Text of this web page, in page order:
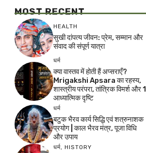
MOST RECENT
HEALTH
सुखी दांपत्य जीवन: प्रेम, सम्मान और
संवाद की संपूर्ण यात्रा
धर्म
क्या वास्तव में होती हैं अप्सराएँ?
Mrigakshi Apsara का रहस्य,
शास्त्रीय परंपरा, तांत्रिक विमर्श और 1
आध्यात्मिक दृष्टि
धर्म
बटुक भैरव कार्य सिद्धि एवं शत्रुनाशक
प्रयोग | काल भैरव मंत्र, पूजा विधि
और उपाय
धर्म, HISTORY